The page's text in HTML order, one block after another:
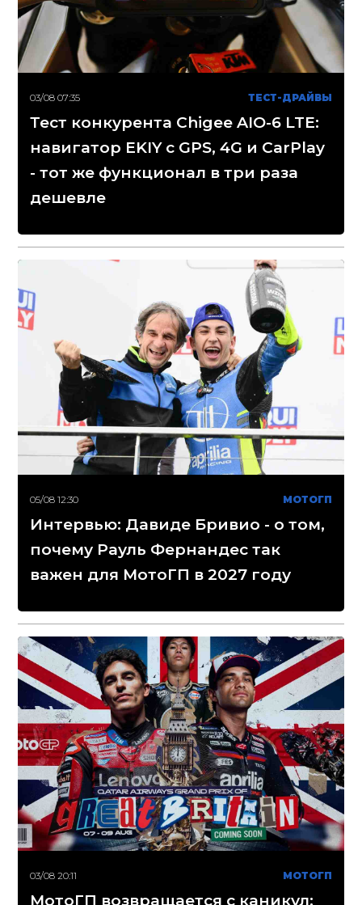
03/08 07:35 ТЕСТ-ДРАЙВЫ
Тест конкурента Chigee AIO-6 LTE:
навигатор EKIY с GPS, 4G и CarPlay
- тот же функционал в три раза
дешевле
05/08 12:30 МОТОГП
Интервью: Давиде Бривио - о том,
почему Рауль Фернандес так
важен для МотоГП в 2027 году
03/08 20:11 МОТОГП
МотоГП возвращается с каникул: